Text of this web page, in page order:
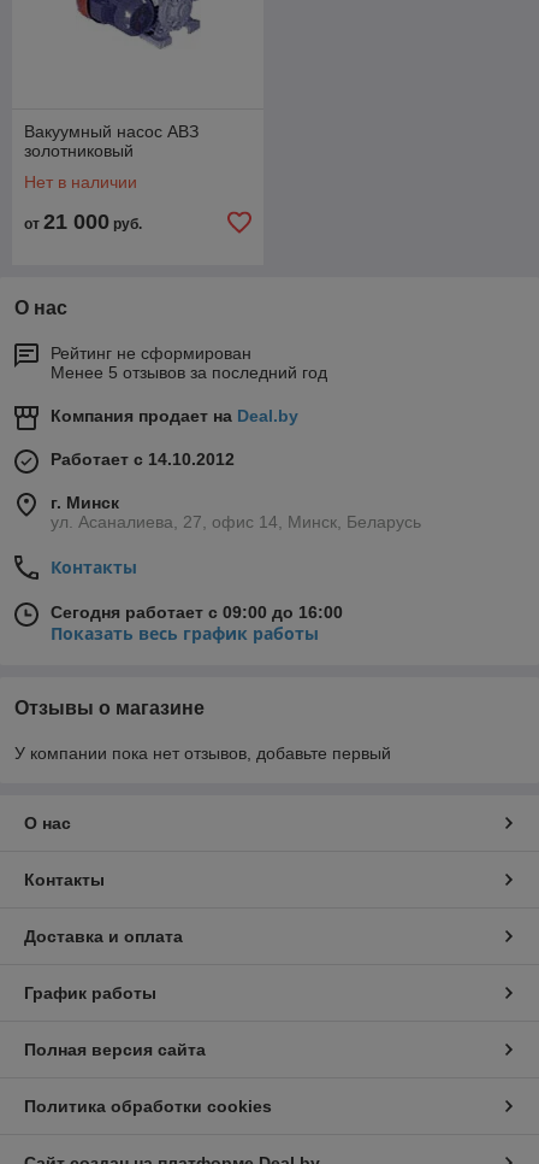
Вакуумный насос АВЗ
золотниковый
Нет в наличии
от 21 000 руб.
О нас
Рейтинг не сформирован
Менее 5 отзывов за последний год
Компания продает на Deal.by
Работает с 14.10.2012
г. Минск
ул. Асаналиева, 27, офис 14, Минск, Беларусь
Контакты
Сегодня работает с 09:00 до 16:00
Показать весь график работы
Отзывы о магазине
У компании пока нет отзывов, добавьте первый
О нас
Контакты
Доставка и оплата
График работы
Полная версия сайта
Политика обработки cookies